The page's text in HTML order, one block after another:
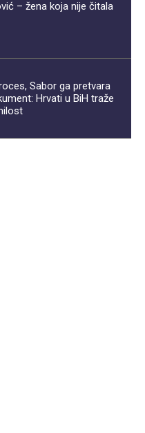
– žena koja nije čitala
Sabor ga pretvara
Hrvati u BiH traže